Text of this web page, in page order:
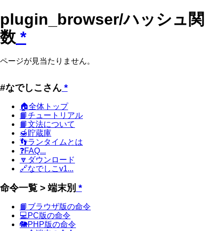
plugin_browser/ハッシュ関
数 *
ページが見当たりません。
#なでしこさん *
🏠全体トップ
📙チュートリアル
📙文法について
🍯貯蔵庫
👣ランタイムとは
❓FAQ...
🔽ダウンロード
🔗なでしこv1...
命令一覧 > 端末別 *
📙ブラウザ版の命令
💻PC版の命令
🐘PHP版の命令